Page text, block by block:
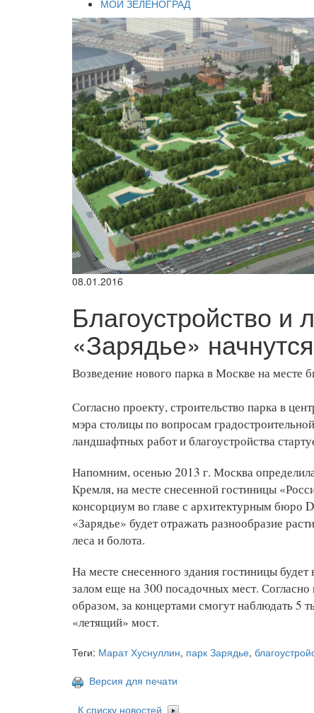
МОЙ ЗЕЛЕНОГРАД
08.01.2016
Благоустройство
«Зарядье»
Возведение нового парка в Москве на месте
Согласно проекту, строительство парка в
мэра столицы по вопросам
ландшафтных работ и благоустройства
Напомним, осенью 2013 г. Москва
Кремля, на месте снесенной гостиницы
консорциум во главе с архитектурным бюро
«Зарядье» будет отражать разнообразие
леса и болота.
На месте снесенного здания гостиницы
залом еще на 300 посадочных мест.
образом, за концертами смогут наблюдать 5
«летящий» мост.
Теги: Марат Хуснуллин, парк Зарядье,
Версия для печати
К списку новостей